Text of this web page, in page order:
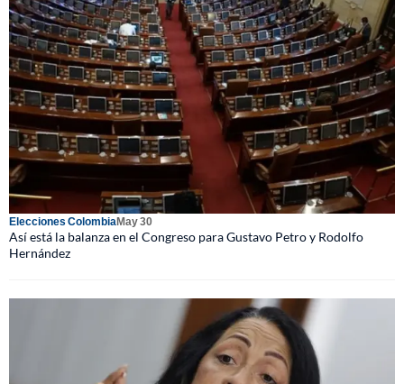
Elecciones ColombiaMay 30
Así está la balanza en el Congreso para Gustavo Petro y Rodolfo
Hernández